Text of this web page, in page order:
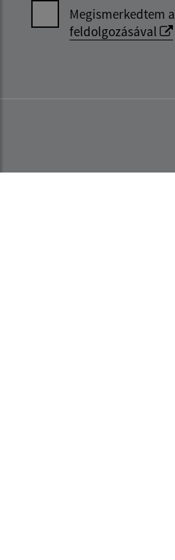
Megismerkedtem a
feldolgozásával